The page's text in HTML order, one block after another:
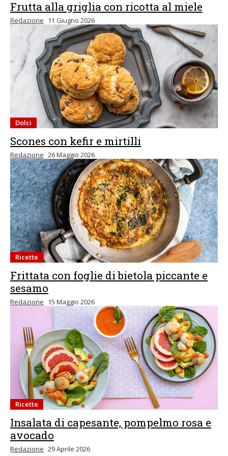
Frutta alla griglia con ricotta al miele
Redazione 11 Giugno 2026
Dolci
Scones con kefir e mirtilli
Redazione 26 Maggio 2026
Ricette
Frittata con foglie di bietola piccante e
sesamo
Redazione 15 Maggio 2026
Ricette
Insalata di capesante, pompelmo rosa e
avocado
Redazione 29 Aprile 2026